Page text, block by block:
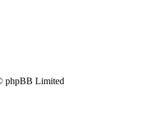
phpBB Limited